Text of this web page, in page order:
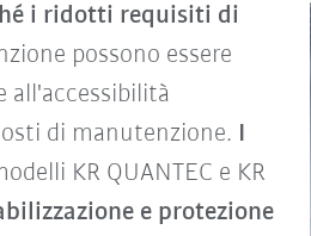
i ridotti requisiti di
possono essere
all'accessibilità
di manutenzione. I
KR QUANTEC e KR
e protezione